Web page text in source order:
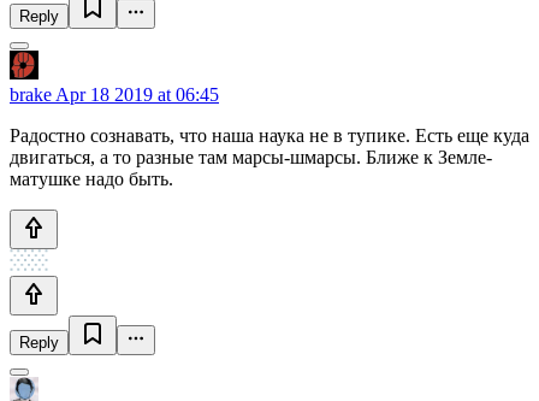
Reply
brake Apr 18 2019 at 06:45
Радостно сознавать, что наша наука не в тупике. Есть еще куда
двигаться, а то разные там марсы-шмарсы. Ближе к Земле-
матушке надо быть.
Reply